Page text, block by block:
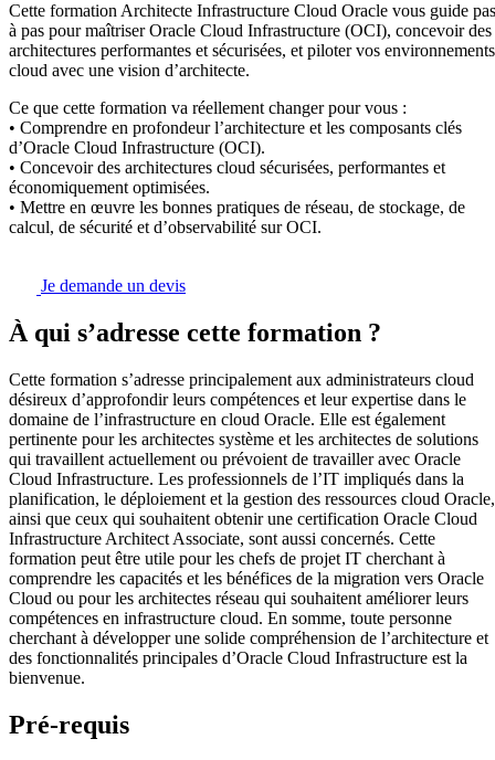
Cette formation Architecte Infrastructure Cloud Oracle vous guide pas
à pas pour maîtriser Oracle Cloud Infrastructure (OCI), concevoir des
architectures performantes et sécurisées, et piloter vos environnements
cloud avec une vision d’architecte.
Ce que cette formation va réellement changer pour vous :
• Comprendre en profondeur l’architecture et les composants clés
d’Oracle Cloud Infrastructure (OCI).
• Concevoir des architectures cloud sécurisées, performantes et
économiquement optimisées.
• Mettre en œuvre les bonnes pratiques de réseau, de stockage, de
calcul, de sécurité et d’observabilité sur OCI.
Je demande un devis
À qui s’adresse cette formation ?
Cette formation s’adresse principalement aux administrateurs cloud
désireux d’approfondir leurs compétences et leur expertise dans le
domaine de l’infrastructure en cloud Oracle. Elle est également
pertinente pour les architectes système et les architectes de solutions
qui travaillent actuellement ou prévoient de travailler avec Oracle
Cloud Infrastructure. Les professionnels de l’IT impliqués dans la
planification, le déploiement et la gestion des ressources cloud Oracle,
ainsi que ceux qui souhaitent obtenir une certification Oracle Cloud
Infrastructure Architect Associate, sont aussi concernés. Cette
formation peut être utile pour les chefs de projet IT cherchant à
comprendre les capacités et les bénéfices de la migration vers Oracle
Cloud ou pour les architectes réseau qui souhaitent améliorer leurs
compétences en infrastructure cloud. En somme, toute personne
cherchant à développer une solide compréhension de l’architecture et
des fonctionnalités principales d’Oracle Cloud Infrastructure est la
bienvenue.
Pré-requis